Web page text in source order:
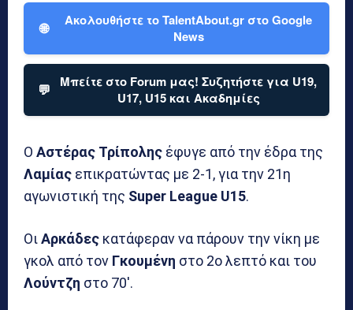
🌐
Ακολουθήστε το TalentAbout.gr στο Google
News
💬
Μπείτε στο Forum μας! Συζητήστε για U19,
U17, U15 και Ακαδημίες
Ο Αστέρας Τρίπολης έφυγε από την έδρα της
Λαμίας επικρατώντας με 2-1, για την 21η
αγωνιστική της Super League U15.
ΟιΑρκάδες κατάφεραν να πάρουν την νίκη με
γκολ από τον Γκουμένη στο 2ο λεπτό και του
Λούντζη στο 70′.